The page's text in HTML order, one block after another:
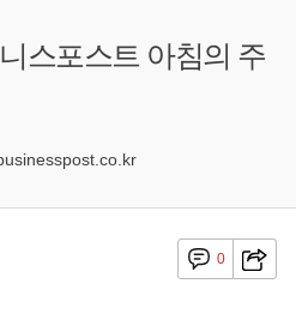
스포스트 아침의 주
0